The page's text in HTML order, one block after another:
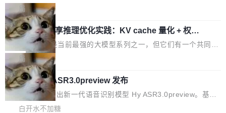
x / Harmony PC curl -fsSL https://solon.noea
r.org/solon...
百个文件之中，形成高度复杂的知识关联网络。传统的代码检索手
段（如关键词匹配、目录遍历）仅能在语法层面完成文本定位，难
以触及代码的语义内涵与结构关联，导致开发者使用代码智能体在
理解大规模代码仓时面临显著"代码仓理解"瓶颈。 代码仓深度理解
服务（以下简称" CodeBase深度理解服务"）是华为云码道（Code
A...
王某，为了给自己接的私活腾服务器空间，删光了公司AI游戏部门
的全部核心数据。 王某2024年1月入职东城区某科技公司AI短剧部
门，有互联网大厂背景。在公司内部架构调整期间，部门三次通知
全员将数据从A集群迁移到B集群，王某都回复了"收到"。 他没有迁
移数据。2024年9月3日下午4点，他使用此前登录的账号密码进入
A集群，输入了一条被程序员圈称为"删库跑路"的命令——最高管理
员权限、无需确认、强制递归删除。17个小时后，运维人员发现异
常并中止进程时，89TB数据已经没了。 删掉的是AI游戏部门的全
局
Cloudflare 分享推理优化实践：KV cache 量化 + 权重
压缩，吞吐量提升 41%，成本降 30%
Kimi 和 GLM 是当前最强的大模型系列之一，但它们有一个共同的
问题：太吃显存了。月之暗面的 Kimi K 系列和智谱的 GLM 都是长
上下文、MoE 架构的大模型，好用到让人上瘾，但 GPU 显存永远
不够用。 Cloudflare 的 Workers AI 团队一直在跑这些模型的推
理。他们在官方博客上发了一篇技术文章，详细拆解了三种让大模
型在 GPU 上跑得更省、更快的技术手段——KV cache 量化、模型
局
腾讯混元 Hy ASR3.0preview 发布
腾讯混元正式推出新一代语音识别模型 Hy ASR3.0preview。基于
最新一代大语言模型 Hy3 的语言理解能力，以及融合了高精度语音
白开水不加糖